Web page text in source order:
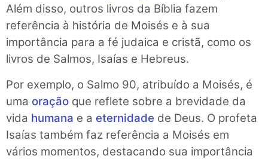
Além disso, outros livros da Bíblia fazem
referência à história de Moisés e à sua
importância para a fé judaica e cristã, como os
livros de Salmos, Isaías e Hebreus.
Por exemplo, o Salmo 90, atribuído a Moisés, é
uma oração que reflete sobre a brevidade da
vida humana e a eternidade de Deus. O profeta
Isaías também faz referência a Moisés em
vários momentos, destacando sua importância